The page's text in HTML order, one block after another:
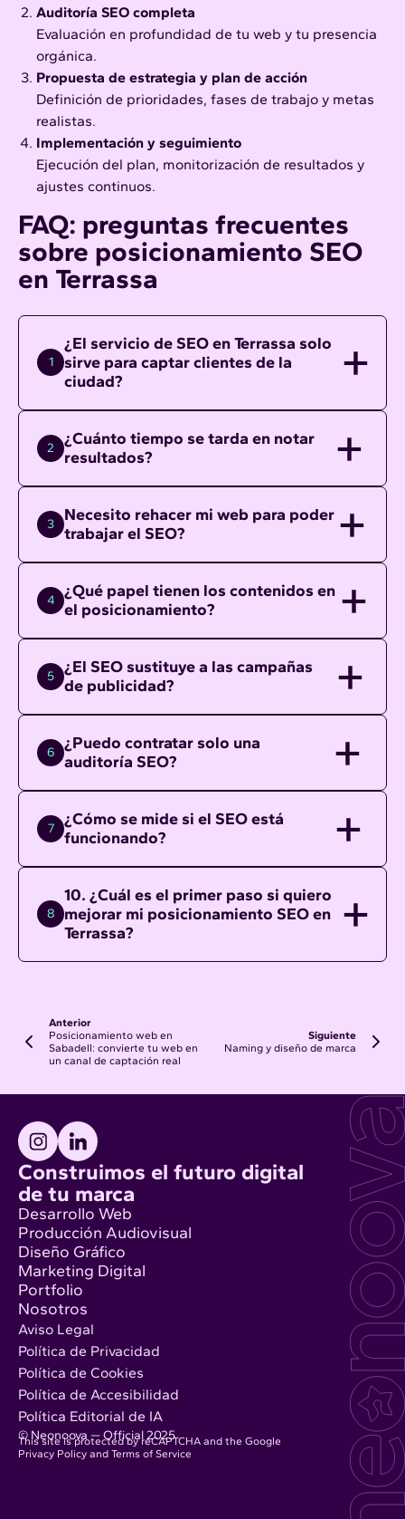
Auditoría SEO completa
Evaluación en profundidad de tu web y tu presencia
orgánica.
Propuesta de estrategia y plan de acción
Definición de prioridades, fases de trabajo y metas
realistas.
Implementación y seguimiento
Ejecución del plan, monitorización de resultados y
ajustes continuos.
FAQ: preguntas frecuentes
sobre posicionamiento SEO
en Terrassa
1
¿El servicio de SEO en Terrassa solo
sirve para captar clientes de la
ciudad?
2
¿Cuánto tiempo se tarda en notar
resultados?
3
Necesito rehacer mi web para poder
trabajar el SEO?
4
¿Qué papel tienen los contenidos en
el posicionamiento?
5
¿El SEO sustituye a las campañas
de publicidad?
6
¿Puedo contratar solo una
auditoría SEO?
7
¿Cómo se mide si el SEO está
funcionando?
8
10. ¿Cuál es el primer paso si quiero
mejorar mi posicionamiento SEO en
Terrassa?
Anterior
Posicionamiento web en
Sabadell: convierte tu web en
un canal de captación real
Siguiente
Naming y diseño de marca
Desarrollo Web
Producción Audiovisual
Diseño Gráfico
Marketing Digital
Portfolio
Nosotros
Construimos el futuro digital
de tu marca
© Neonoova — Official 2025
Aviso Legal
Política de Privacidad
Política de Cookies
Política de Accesibilidad
Política Editorial de IA
This site is protected by reCAPTCHA and the Google
Privacy Policy and Terms of Service